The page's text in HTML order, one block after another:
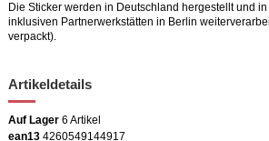
Die Sticker werden in Deutschland hergestellt und
inklusiven Partnerwerkstätten in Berlin
verpackt).
Artikeldetails
Auf Lager 6 Artikel
ean13 4260549144917